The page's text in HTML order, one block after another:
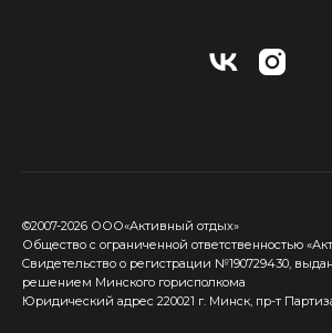
©2007-2026 ООО«Активный отдых»
Общество с ограниченной ответственностью
Cвидетельство о регистрации №190729430,
решением Минского горисполкома
Юридический адрес 220021 г. Минск, пр-т